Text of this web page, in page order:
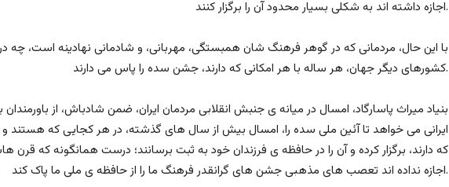
اجازه داشته اند به شکلی بسیار محدود آن را برگزار کنند.
با این حال، مردمانی که در گوهر فرهنگ شان همبستگی، مهربانی، و شادمانی نهادينه است، چه
کشورهای دیگر جهان، هر ساله با هر امکانی که دارند، جشن سده را پاس می دارند.
بنیاد میراث پاسارگاد، امسال در میانه ی جنبش انقلابی مردمان ایران، ضمن شادباش، از
ایرانی می خواهد تا آئين ملی سده را، امسال بیش از سال های گذشته، در هر کجایی که هستند و
که دارند، برگزار کرده و آن را در حافظه ی فرزندان خود به ثبت برسانند؛ درست همانگونه که قرن
اجازه نداده اند تعصب های مذهبی جشن های گرانقدر فرهنگ ما را از حافظه ی ملی ما پاک کند.